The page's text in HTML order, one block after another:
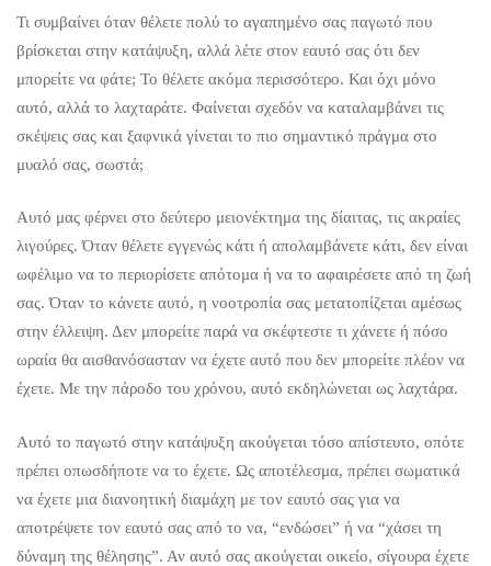
Τι συμβαίνει όταν θέλετε πολύ το αγαπημένο σας παγωτό που
βρίσκεται στην κατάψυξη, αλλά λέτε στον εαυτό σας ότι δεν
μπορείτε να φάτε; Το θέλετε ακόμα περισσότερο. Και όχι μόνο
αυτό, αλλά το λαχταράτε. Φαίνεται σχεδόν να καταλαμβάνει τις
σκέψεις σας και ξαφνικά γίνεται το πιο σημαντικό πράγμα στο
μυαλό σας, σωστά;
Αυτό μας φέρνει στο δεύτερο μειονέκτημα της δίαιτας, τις ακραίες
λιγούρες. Όταν θέλετε εγγενώς κάτι ή απολαμβάνετε κάτι, δεν είναι
ωφέλιμο να το περιορίσετε απότομα ή να το αφαιρέσετε από τη ζωή
σας. Όταν το κάνετε αυτό, η νοοτροπία σας μετατοπίζεται αμέσως
στην έλλειψη. Δεν μπορείτε παρά να σκέφτεστε τι χάνετε ή πόσο
ωραία θα αισθανόσασταν να έχετε αυτό που δεν μπορείτε πλέον να
έχετε. Με την πάροδο του χρόνου, αυτό εκδηλώνεται ως λαχτάρα.
Αυτό το παγωτό στην κατάψυξη ακούγεται τόσο απίστευτο, οπότε
πρέπει οπωσδήποτε να το έχετε. Ως αποτέλεσμα, πρέπει σωματικά
να έχετε μια διανοητική διαμάχη με τον εαυτό σας για να
αποτρέψετε τον εαυτό σας από το να, “ενδώσει” ή να “χάσει τη
δύναμη της θέλησης”. Αν αυτό σας ακούγεται οικείο, σίγουρα έχετε